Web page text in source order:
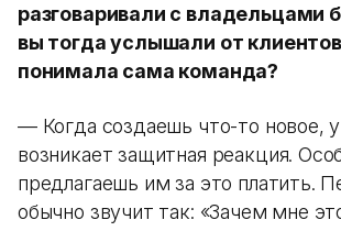
разговаривали с владельцами
вы тогда услышали от
понимала сама команда?
— Когда создаешь что-то новое,
возникает защитная реакция.
предлагаешь им за это платить.
обычно звучит так: «Зачем мне